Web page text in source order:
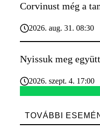
Corvinust még a
2026. aug. 31. 08:30
Nyissuk meg
2026. szept. 4. 17:00
TOVÁBBI